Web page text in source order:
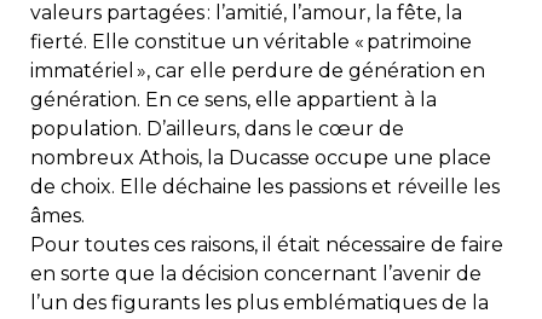
valeurs partagées : l’amitié, l’amour, la fête, la
fierté. Elle constitue un véritable « patrimoine
immatériel », car elle perdure de génération en
génération. En ce sens, elle appartient à la
population. D’ailleurs, dans le cœur de
nombreux Athois, la Ducasse occupe une place
de choix. Elle déchaine les passions et réveille les
âmes.
Pour toutes ces raisons, il était nécessaire de faire
en sorte que la décision concernant l’avenir de
l’un des figurants les plus emblématiques de la